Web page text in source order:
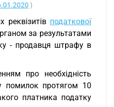
)
податкової
за результатами
- продавця штрафу в
про необхідність
помилок протягом 10
платника податку